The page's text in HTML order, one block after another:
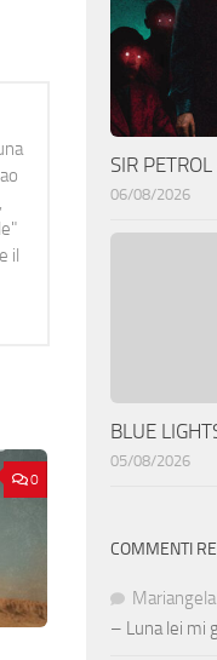
il
0
SIR
06/08/2026
BLUE
05/08/2026
COMMENTI
Mariangela
– Luna lei mi